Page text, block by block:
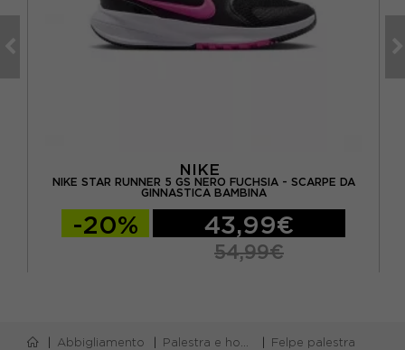
NIKE
NIKE STAR RUNNER 5 GS NERO FUCHSIA - SCARPE DA
GINNASTICA BAMBINA
-20% 43,99€
54,99€
Abbigliamento Palestra e home gym
Felpe palestra